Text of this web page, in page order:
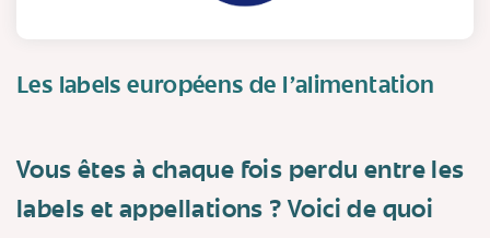
Les labels européens de l'alimentation
Vous êtes à chaque fois perdu entre les
labels et appellations ? Voici de quoi